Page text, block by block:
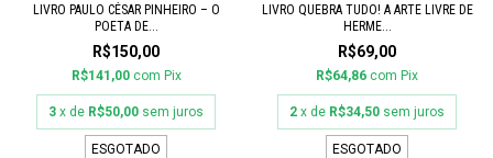
LIVRO PAULO CÉSAR PINHEIRO – O
POETA DE...
R$150,00
R$141,00 com Pix
3 x de R$50,00 sem juros
ESGOTADO
LIVRO QUEBRA TUDO! A ARTE LIVRE DE
HERME...
R$69,00
R$64,86 com Pix
2 x de R$34,50 sem juros
ESGOTADO